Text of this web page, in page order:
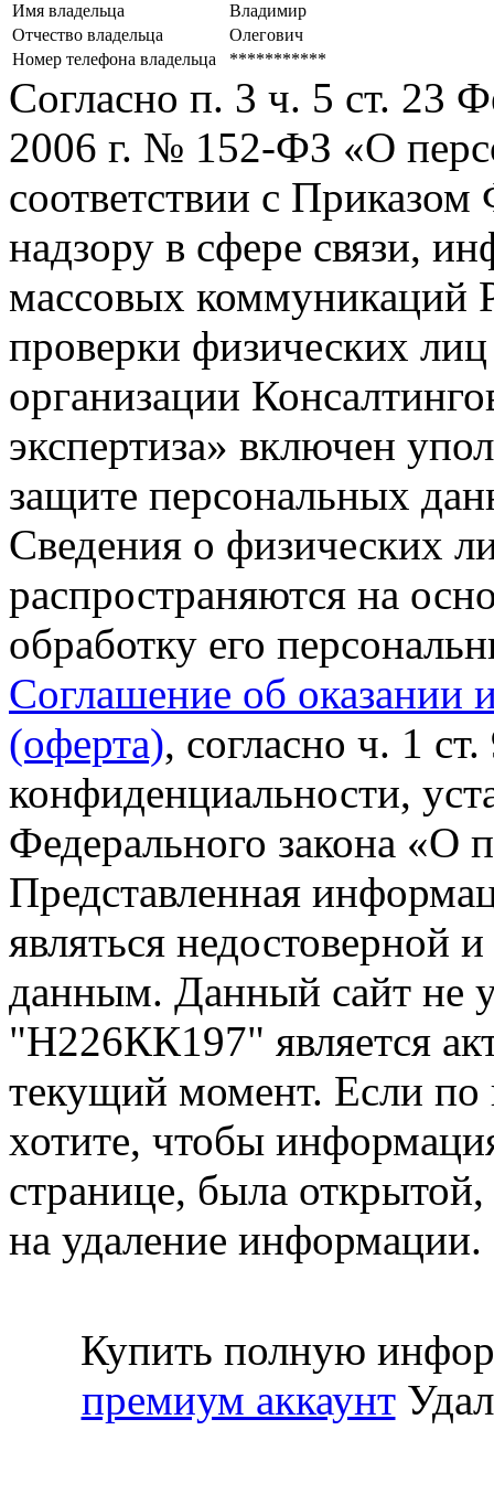
Имя владельца
Владимир
Отчество владельца
Олегович
Номер телефона владельца
***********
Согласно п. 3 ч. 5 ст. 23
2006 г. № 152-ФЗ «О
соответствии с
надзору в сфере связи,
массовых коммуникаций
проверки физических
организации
экспертиза» включен
защите персональных
Сведения о физических
распространяются на
обработку его
Соглашение об оказании
(оферта), согласно ч. 1
конфиденциальности,
Федерального закона «О
Представленная
являться недостоверной
данным. Данный сайт не
"Н226КК197" является
текущий момент. Если
хотите, чтобы
странице, была открытой,
на удаление информации.
Купить полную
премиум аккаунт